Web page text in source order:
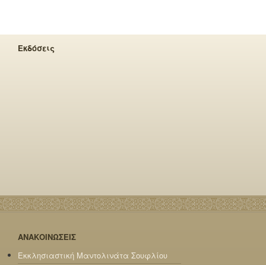
Εκδόσεις
ΑΝΑΚΟΙΝΩΣΕΙΣ
Εκκλησιαστική Μαντολινάτα Σουφλίου